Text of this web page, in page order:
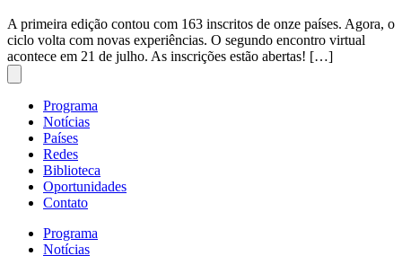
A primeira edição contou com 163 inscritos de onze países. Agora, o
ciclo volta com novas experiências. O segundo encontro virtual
acontece em 21 de julho. As inscrições estão abertas! […]
Programa
Notícias
Países
Redes
Biblioteca
Oportunidades
Contato
Programa
Notícias